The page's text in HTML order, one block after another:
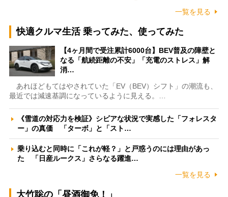
一覧を見る
快適クルマ生活 乗ってみた、使ってみた
【4ヶ月間で受注累計6000台】BEV普及の障壁と
なる「航続距離の不安」「充電のストレス」解
消…
あれほどもてはやされていた「EV（BEV）シフト」の潮流も、
最近では減速基調になっているように見える。…
《雪道の対応力を検証》シビアな状況で実感した「フォレスタ
ー」の真価 「ターボ」と「スト…
乗り込むと同時に「これが軽？」と戸惑うのには理由があっ
た 「日産ルークス」さらなる躍進…
一覧を見る
大竹聡の「昼酒御免！」